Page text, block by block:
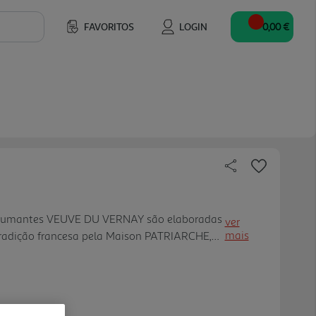
FAVORITOS LOGIN 0,00 €
VEUVE DU VERNAY são elaboradas
francesa pela Maison PATRIARCHE,
da Borgonha. A busca da perfeição
dourada clara, o Veuve du Vernay Brut
ver
mais